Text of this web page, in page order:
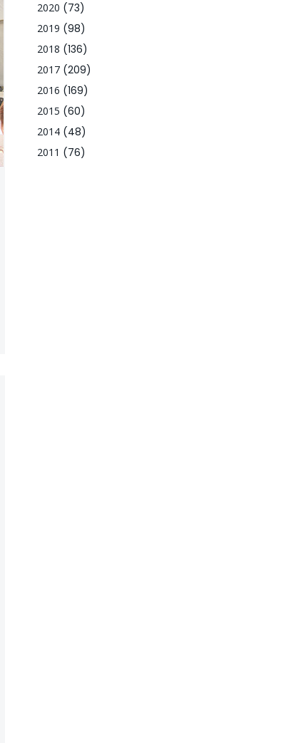
2020 (73)
2019 (98)
2018 (136)
2017 (209)
2016 (169)
2015 (60)
2014 (48)
2011 (76)